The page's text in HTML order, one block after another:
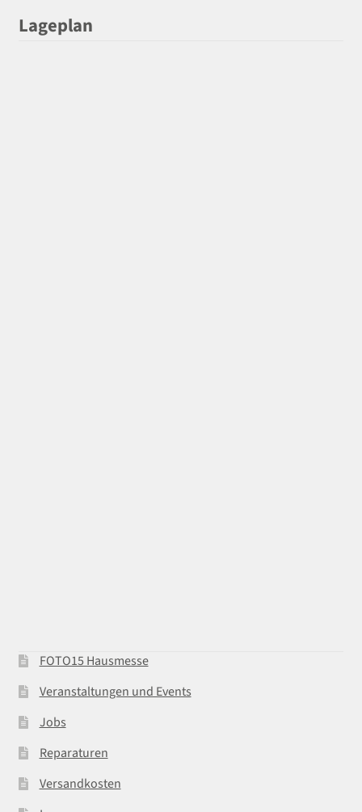
Lageplan
FOTO15 Hausmesse
Veranstaltungen und Events
Jobs
Reparaturen
Versandkosten